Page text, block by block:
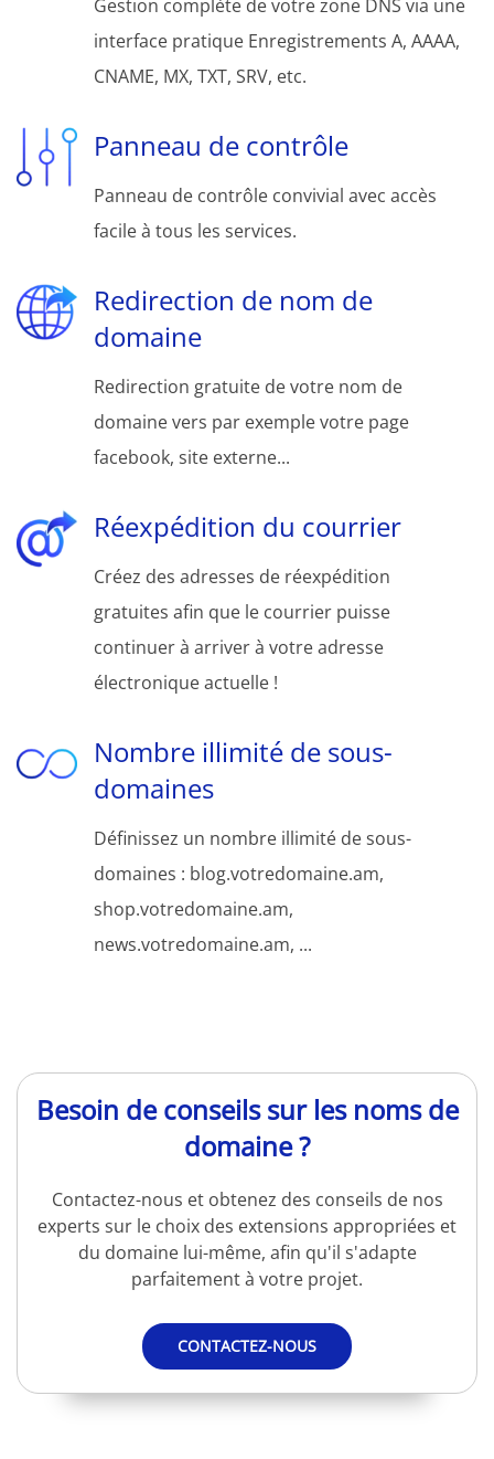
Gestion complète de votre zone DNS via une
interface pratique Enregistrements A, AAAA,
CNAME, MX, TXT, SRV, etc.
Panneau de contrôle
Panneau de contrôle convivial avec accès
facile à tous les services.
Redirection de nom de
domaine
Redirection gratuite de votre nom de
domaine vers par exemple votre page
facebook, site externe...
Réexpédition du courrier
Créez des adresses de réexpédition
gratuites afin que le courrier puisse
continuer à arriver à votre adresse
électronique actuelle !
Nombre illimité de sous-
domaines
Définissez un nombre illimité de sous-
domaines : blog.votredomaine.am,
shop.votredomaine.am,
news.votredomaine.am, ...
Besoin de conseils sur les noms de
domaine ?
Contactez-nous et obtenez des conseils de nos
experts sur le choix des extensions appropriées et
du domaine lui-même, afin qu'il s'adapte
parfaitement à votre projet.
CONTACTEZ-NOUS